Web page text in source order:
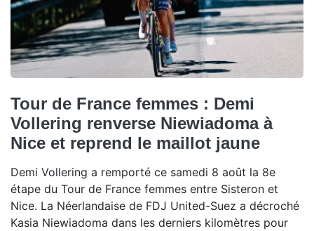
Tour de France femmes : Demi
Vollering renverse Niewiadoma à
Nice et reprend le maillot jaune
Demi Vollering a remporté ce samedi 8 août la 8e
étape du Tour de France femmes entre Sisteron et
Nice. La Néerlandaise de FDJ United-Suez a décroché
Kasia Niewiadoma dans les derniers kilomètres pour